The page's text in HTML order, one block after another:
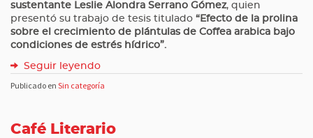
sustentante Leslie Alondra Serrano Gómez, quien
presentó su trabajo de tesis titulado “Efecto de la prolina
sobre el crecimiento de plántulas de Coffea arabica bajo
condiciones de estrés hídrico”.
Seguir leyendo
Publicado en Sin categoría
Café Literario